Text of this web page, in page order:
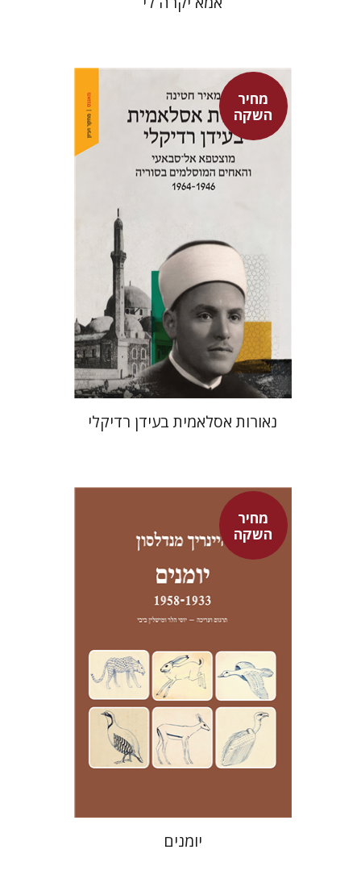
מחיר
השקה
מאיר חטינה
מחיר השקה
$24
נאורות אסלאמית בעידן רדיקלי
מחיר
השקההיינריך מנדלסון
יוסי הלר
מישלין ביבי
מחיר השקה
$35
$24
יומנים